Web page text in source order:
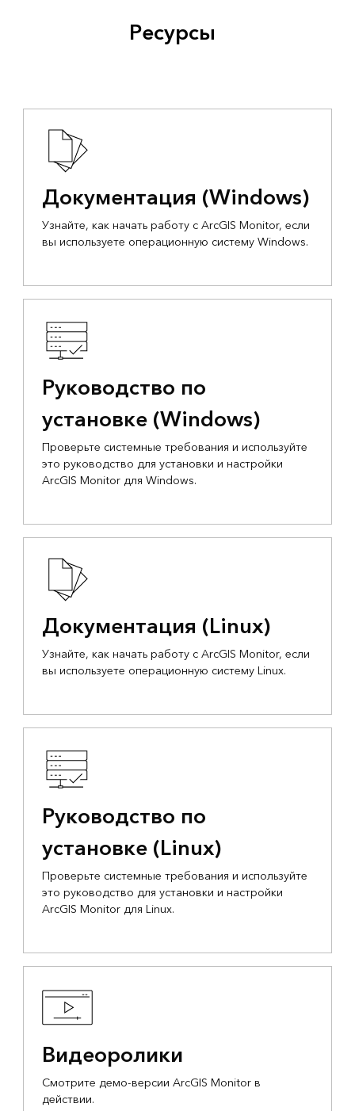
Ресурсы
Документация (Windows)
Узнайте, как начать работу с ArcGIS Monitor, если
вы используете операционную систему Windows.
Руководство по
установке (Windows)
Проверьте системные требования и используйте
это руководство для установки и настройки
ArcGIS Monitor для Windows.
Документация (Linux)
Узнайте, как начать работу с ArcGIS Monitor, если
вы используете операционную систему Linux.
Руководство по
установке (Linux)
Проверьте системные требования и используйте
это руководство для установки и настройки
ArcGIS Monitor для Linux.
Видеоролики
Смотрите демо-версии ArcGIS Monitor в
действии.